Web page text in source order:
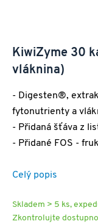
KiwiZyme 30
vláknina)
- Digesten®,
fytonutrienty a
- Přidaná šťáva z
- Přidané FOS -
Celý popis
Skladem > 5 ks,
Zkontrolujte